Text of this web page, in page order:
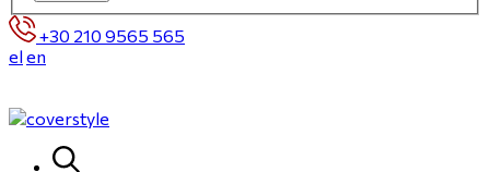
+30 210 9565 565
elen